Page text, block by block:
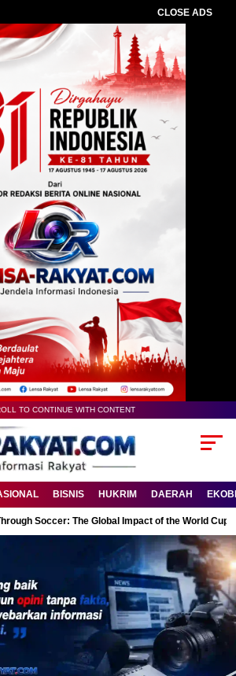
CLOSE ADS
TO CONTINUE WITH CONTENT
BISNIS HUKRIM DAERAH
Soccer: The Global Impact of the World Cup